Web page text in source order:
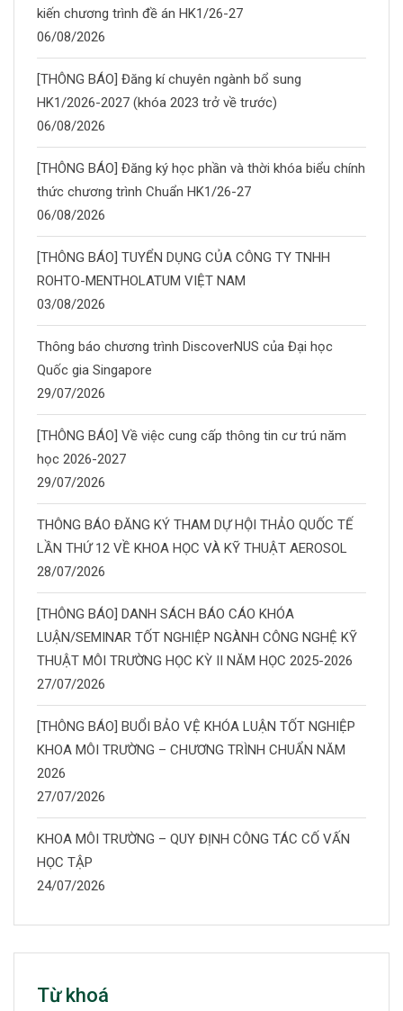
kiến chương trình đề án HK1/26-27
06/08/2026
[THÔNG BÁO] Đăng kí chuyên ngành bổ sung
HK1/2026-2027 (khóa 2023 trở về trước)
06/08/2026
[THÔNG BÁO] Đăng ký học phần và thời khóa biểu chính
thức chương trình Chuẩn HK1/26-27
06/08/2026
[THÔNG BÁO] TUYỂN DỤNG CỦA CÔNG TY TNHH
ROHTO-MENTHOLATUM VIỆT NAM
03/08/2026
Thông báo chương trình DiscoverNUS của Đại học
Quốc gia Singapore
29/07/2026
[THÔNG BÁO] Về việc cung cấp thông tin cư trú năm
học 2026-2027
29/07/2026
THÔNG BÁO ĐĂNG KÝ THAM DỰ HỘI THẢO QUỐC TẾ
LẦN THỨ 12 VỀ KHOA HỌC VÀ KỸ THUẬT AEROSOL
28/07/2026
[THÔNG BÁO] DANH SÁCH BÁO CÁO KHÓA
LUẬN/SEMINAR TỐT NGHIỆP NGÀNH CÔNG NGHỆ KỸ
THUẬT MÔI TRƯỜNG HỌC KỲ II NĂM HỌC 2025-2026
27/07/2026
[THÔNG BÁO] BUỔI BẢO VỆ KHÓA LUẬN TỐT NGHIỆP
KHOA MÔI TRƯỜNG – CHƯƠNG TRÌNH CHUẨN NĂM
2026
27/07/2026
KHOA MÔI TRƯỜNG – QUY ĐỊNH CÔNG TÁC CỐ VẤN
HỌC TẬP
24/07/2026
Từ khoá